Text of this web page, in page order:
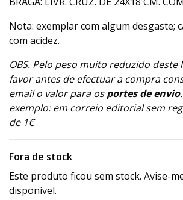
Nota: exemplar com algum desgaste;
com acidez.
OBS. Pelo peso muito reduzido
favor antes de efectuar a compra
email o valor para osportes de envio
exemplo: em correio editorial sem
de 1€
Fora de stock
Este produto ficou sem stock. Avise-
disponível.